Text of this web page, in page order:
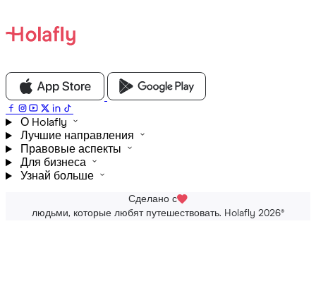
О Holafly
Лучшие направления
Правовые аспекты
Для бизнеса
Узнай больше
Сделано с
людьми, которые любят путешествовать. Holafly 2026®